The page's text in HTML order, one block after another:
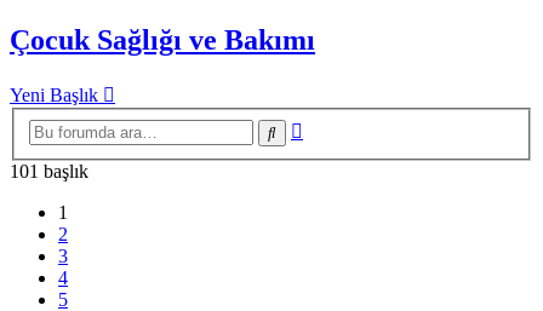
Çocuk Sağlığı ve Bakımı
Yeni Başlık
Ara
101 başlık
1
2
3
4
5